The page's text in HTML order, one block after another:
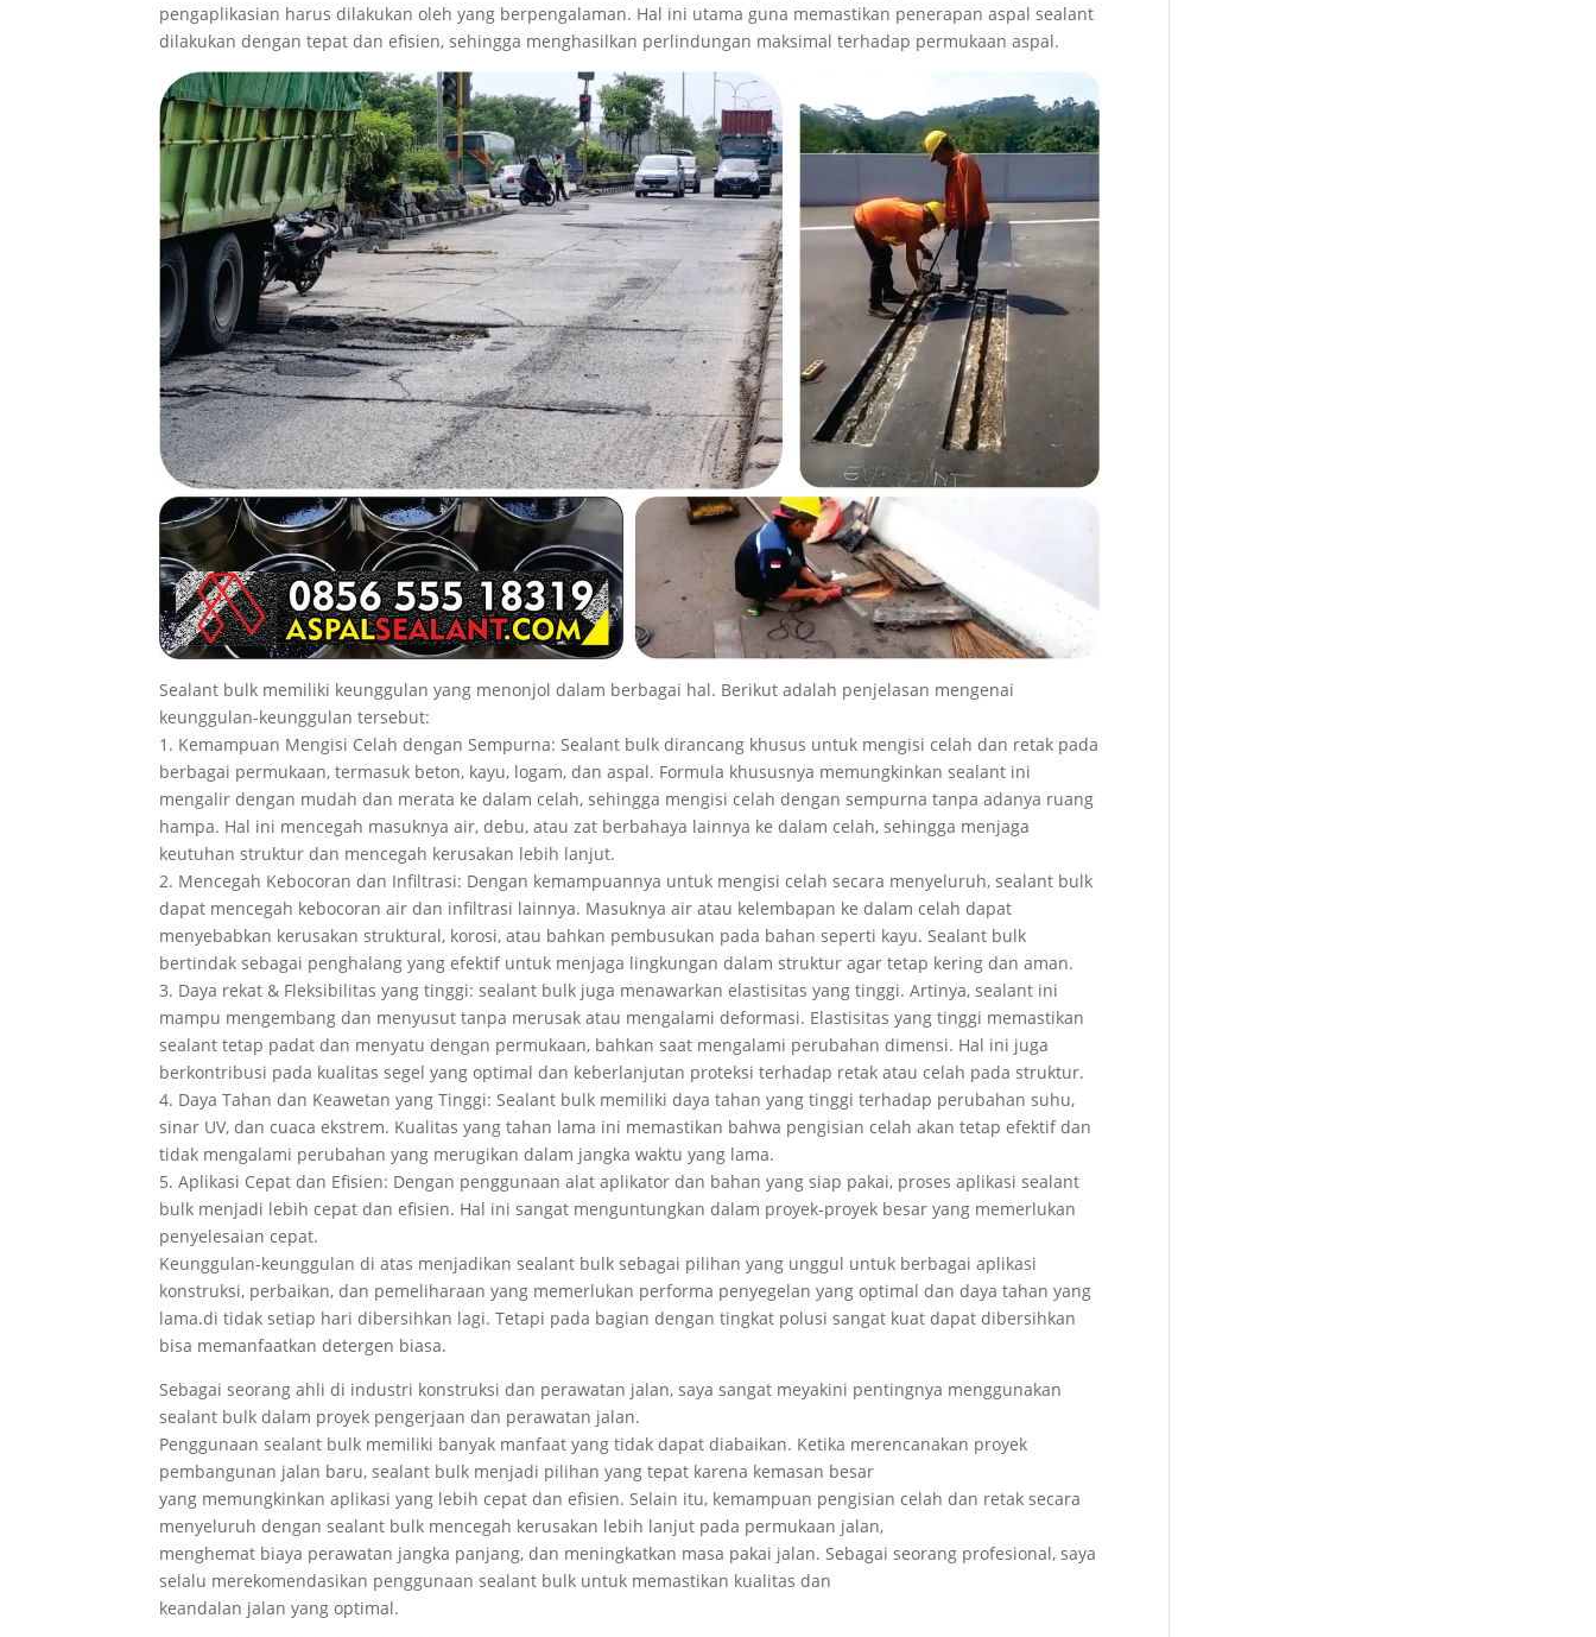
pengaplikasian harus dilakukan oleh yang berpengalaman. Hal ini utama guna memastikan penerapan aspal sealant
dilakukan dengan tepat dan efisien, sehingga menghasilkan perlindungan maksimal terhadap permukaan aspal.
Sealant bulk memiliki keunggulan yang menonjol dalam berbagai hal. Berikut adalah penjelasan mengenai
keunggulan-keunggulan tersebut:
1. Kemampuan Mengisi Celah dengan Sempurna: Sealant bulk dirancang khusus untuk mengisi celah dan retak pada
berbagai permukaan, termasuk beton, kayu, logam, dan aspal. Formula khususnya memungkinkan sealant ini
mengalir dengan mudah dan merata ke dalam celah, sehingga mengisi celah dengan sempurna tanpa adanya ruang
hampa. Hal ini mencegah masuknya air, debu, atau zat berbahaya lainnya ke dalam celah, sehingga menjaga
keutuhan struktur dan mencegah kerusakan lebih lanjut.
2. Mencegah Kebocoran dan Infiltrasi: Dengan kemampuannya untuk mengisi celah secara menyeluruh, sealant bulk
dapat mencegah kebocoran air dan infiltrasi lainnya. Masuknya air atau kelembapan ke dalam celah dapat
menyebabkan kerusakan struktural, korosi, atau bahkan pembusukan pada bahan seperti kayu. Sealant bulk
bertindak sebagai penghalang yang efektif untuk menjaga lingkungan dalam struktur agar tetap kering dan aman.
3. Daya rekat & Fleksibilitas yang tinggi: sealant bulk juga menawarkan elastisitas yang tinggi. Artinya, sealant ini
mampu mengembang dan menyusut tanpa merusak atau mengalami deformasi. Elastisitas yang tinggi memastikan
sealant tetap padat dan menyatu dengan permukaan, bahkan saat mengalami perubahan dimensi. Hal ini juga
berkontribusi pada kualitas segel yang optimal dan keberlanjutan proteksi terhadap retak atau celah pada struktur.
4. Daya Tahan dan Keawetan yang Tinggi: Sealant bulk memiliki daya tahan yang tinggi terhadap perubahan suhu,
sinar UV, dan cuaca ekstrem. Kualitas yang tahan lama ini memastikan bahwa pengisian celah akan tetap efektif dan
tidak mengalami perubahan yang merugikan dalam jangka waktu yang lama.
5. Aplikasi Cepat dan Efisien: Dengan penggunaan alat aplikator dan bahan yang siap pakai, proses aplikasi sealant
bulk menjadi lebih cepat dan efisien. Hal ini sangat menguntungkan dalam proyek-proyek besar yang memerlukan
penyelesaian cepat.
Keunggulan-keunggulan di atas menjadikan sealant bulk sebagai pilihan yang unggul untuk berbagai aplikasi
konstruksi, perbaikan, dan pemeliharaan yang memerlukan performa penyegelan yang optimal dan daya tahan yang
lama.di tidak setiap hari dibersihkan lagi. Tetapi pada bagian dengan tingkat polusi sangat kuat dapat dibersihkan
bisa memanfaatkan detergen biasa.
Sebagai seorang ahli di industri konstruksi dan perawatan jalan, saya sangat meyakini pentingnya menggunakan
sealant bulk dalam proyek pengerjaan dan perawatan jalan.
Penggunaan sealant bulk memiliki banyak manfaat yang tidak dapat diabaikan. Ketika merencanakan proyek
pembangunan jalan baru, sealant bulk menjadi pilihan yang tepat karena kemasan besar
yang memungkinkan aplikasi yang lebih cepat dan efisien. Selain itu, kemampuan pengisian celah dan retak secara
menyeluruh dengan sealant bulk mencegah kerusakan lebih lanjut pada permukaan jalan,
menghemat biaya perawatan jangka panjang, dan meningkatkan masa pakai jalan. Sebagai seorang profesional, saya
selalu merekomendasikan penggunaan sealant bulk untuk memastikan kualitas dan
keandalan jalan yang optimal.